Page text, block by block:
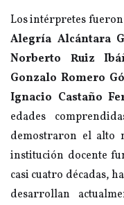
Los intérpretes fueron
Alegría Alcántara
Norberto Ruiz
Gonzalo Romero
Ignacio Castaño
edades
demostraron el alto
institución docente
casi cuatro décadas,
desarrollan